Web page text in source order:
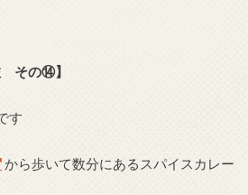
その⑭】
す
から歩いて数分にあるスパイスカレー